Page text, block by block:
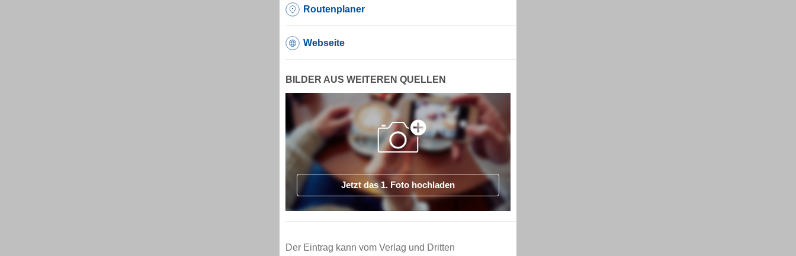
Routenplaner
Webseite
BILDER AUS WEITEREN QUELLEN
Jetzt das 1. Foto hochladen
Der Eintrag kann vom Verlag und Dritten